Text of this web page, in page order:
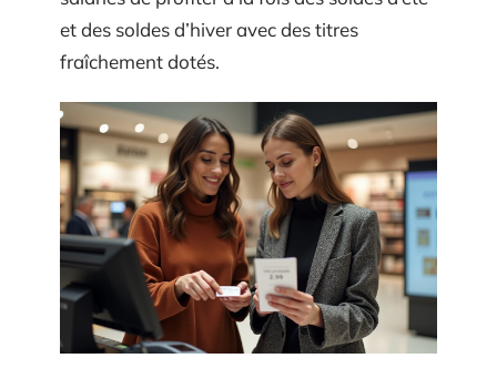
et des soldes d’hiver avec des titres
fraîchement dotés.